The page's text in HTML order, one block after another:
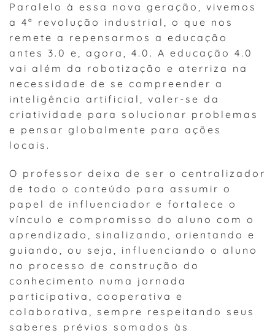
Paralelo à essa nova geração, vivemos
a 4ª revolução industrial, o que nos
remete a repensarmos a educação
antes 3.0 e, agora, 4.0. A educação 4.0
vai além da robotização e aterriza na
necessidade de se compreender a
inteligência artificial, valer-se da
criatividade para solucionar problemas
e pensar globalmente para ações
locais.
O professor deixa de ser o centralizador
de todo o conteúdo para assumir o
papel de influenciador e fortalece o
vínculo e compromisso do aluno com o
aprendizado, sinalizando, orientando e
guiando, ou seja, influenciando o aluno
no processo de construção do
conhecimento numa jornada
participativa, cooperativa e
colaborativa, sempre respeitando seus
saberes prévios somados às